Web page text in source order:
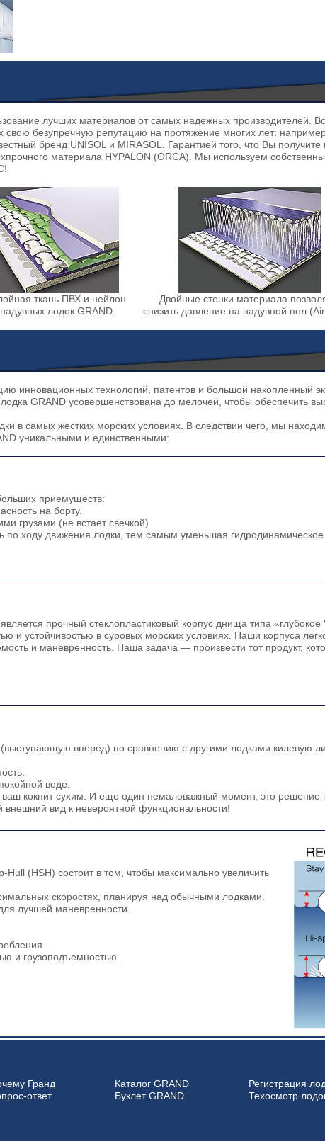
лучших материалов от самых надежных производителей.
свою безупречную репутацию на протяжение многих лет:
бренд UNISOL и MIRASOL. Гарантией того, что Вы
материала HYPALON (ORCA). Мы используем
ткань ПВХ и нейлон
лодок GRAND.
Двойные стенки материала
снизить давление на надувной пол
инновационных технологий, патентов и большой накопленный
GRAND усовершенствована до мелочей, чтобы обеспечить
в самых жестких морских условиях. В следствии чего, мы
уникальными и единственными:
приемуществ:
на борту.
грузами (не встает свечкой)
ходу движения лодки, тем самым уменьшая гидродинамическое
прочный стеклопластиковый корпус днища типа «глубокое
и устойчивостью в суровых морских условиях. Наши корпуса
и маневренность. Наша задача — произвести тот продукт,
вперед) по сравнению с другими лодками килевую
воде.
кокпит сухим. И еще один немаловажный момент, это решение
вид к невероятной функциональности!
Hull (HSH) состоит в том, чтобы максимально увеличить
скоростях, планируя над обычными лодками.
лучшей маневренности.
и грузоподъемностью.
Гранд
ответ
Каталог GRAND
Буклет GRAND
Регистрация
Техосмотр